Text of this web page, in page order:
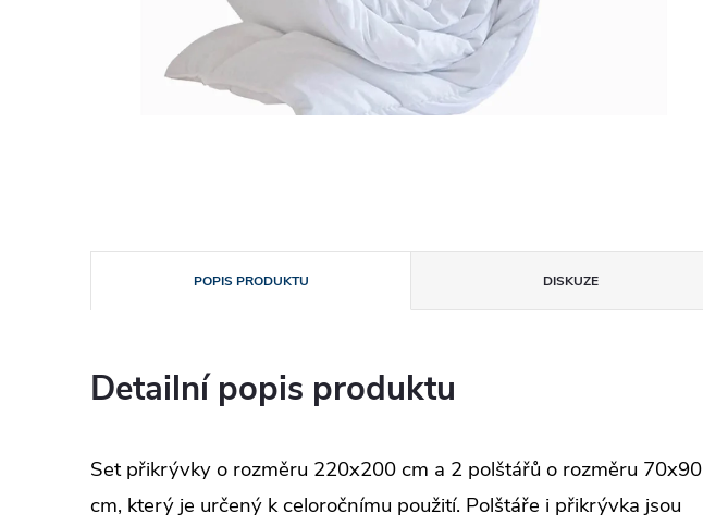
POPIS PRODUKTU DISKUZE
Detailní popis produktu
Set přikrývky o rozměru 220x200 cm a 2 polštářů o rozměru 70x90
cm, který je určený k celoročnímu použití. Polštáře i přikrývka jsou